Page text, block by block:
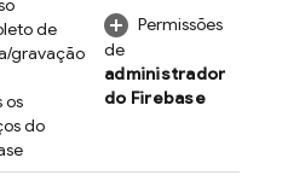
de
gravação
os
do
Permissões
de
administrador
do Firebase